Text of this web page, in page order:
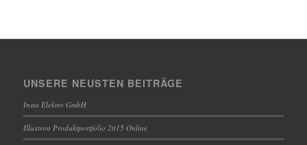
UNSERE NEUSTEN BEITRÄGE
Insta Elektro GmbH
Illuxtron Produktportfolio 2015 Online